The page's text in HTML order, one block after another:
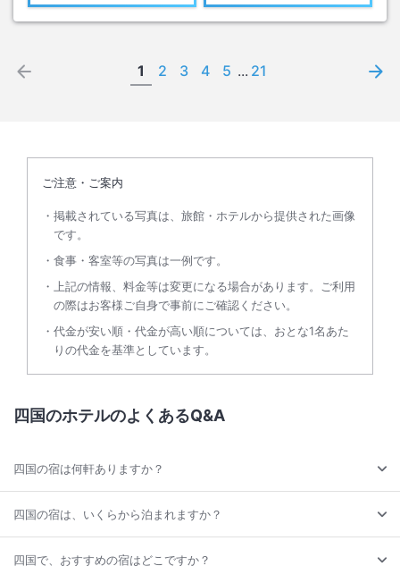
1 2 3 4 5 ... 21
ご注意・ご案内
掲載されている写真は、旅館・ホテルから提供された画像
です。
食事・客室等の写真は一例です。
上記の情報、料金等は変更になる場合があります。ご利用
の際はお客様ご自身で事前にご確認ください。
代金が安い順・代金が高い順については、おとな1名あた
りの代金を基準としています。
四国のホテルのよくあるQ&A
四国の宿は何軒ありますか？
四国の宿は、いくらから泊まれますか？
四国で、おすすめの宿はどこですか？